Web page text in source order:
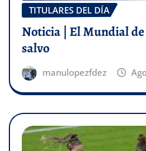
TITULARES DEL DÍA
Noticia | El Mundial de
salvo
manulopezfdez